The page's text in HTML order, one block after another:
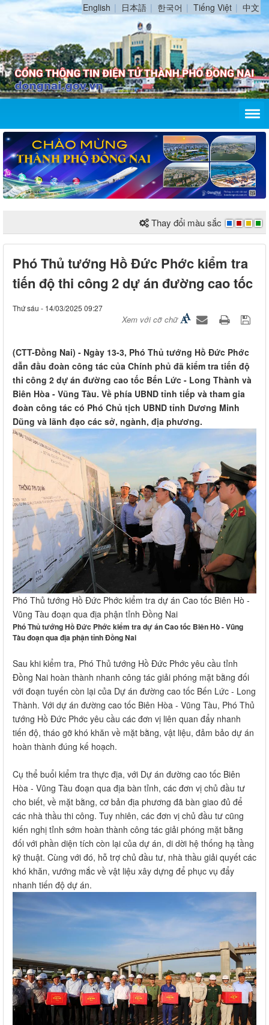
English 日本語 한국어 Tiếng Việt 中文
Thay đổi màu sắc
Phó Thủ tướng Hồ Đức Phớc kiểm tra
tiến độ thi công 2 dự án đường cao tốc
Thứ sáu - 14/03/2025 09:27
Xem với cỡ chữ
(CTT-Đồng Nai) - Ngày 13-3, Phó Thủ tướng Hồ Đức Phớc
dẫn đầu đoàn công tác của Chính phủ đã kiểm tra tiến độ
thi công 2 dự án đường cao tốc Bến Lức - Long Thành và
Biên Hòa - Vũng Tàu. Về phía UBND tỉnh tiếp và tham gia
đoàn công tác có Phó Chủ tịch UBND tỉnh Dương Minh
Dũng và lãnh đạo các sở, ngành, địa phương.
Phó Thủ tướng Hồ Đức Phớc kiểm tra dự án Cao tốc Biên Hò -
Vũng Tàu đoạn qua địa phận tỉnh Đồng Nai
Phó Thủ tướng Hồ Đức Phớc kiểm tra dự án Cao tốc Biên Hò - Vũng
Tàu đoạn qua địa phận tỉnh Đồng Nai
Sau khi kiểm tra, Phó Thủ tướng Hồ Đức Phớc yêu cầu tỉnh
Đồng Nai hoàn thành nhanh công tác giải phóng mặt bằng đối
với đoạn tuyến còn lại của Dự án đường cao tốc Bến Lức - Long
Thành. Với dự án đường cao tốc Biên Hòa - Vũng Tàu, Phó Thủ
tướng Hồ Đức Phớc yêu cầu các đơn vị liên quan đẩy nhanh
tiến độ, tháo gỡ khó khăn về mặt bằng, vật liệu, đảm bảo dự án
hoàn thành đúng kế hoạch.
Cụ thể buổi kiểm tra thực địa, với Dự án đường cao tốc Biên
Hòa - Vũng Tàu đoạn qua địa bàn tỉnh, các đơn vị chủ đầu tư
cho biết, về mặt bằng, cơ bản địa phương đã bàn giao đủ để
các nhà thầu thi công. Tuy nhiên, các đơn vị chủ đầu tư cũng
kiến nghị tỉnh sớm hoàn thành công tác giải phóng mặt bằng
đối với phần diện tích còn lại của dự án, di dời hệ thống hạ tầng
kỹ thuật. Cùng với đó, hỗ trợ chủ đầu tư, nhà thầu giải quyết các
khó khăn, vướng mắc về vật liệu xây dựng để phục vụ đẩy
nhanh tiến độ dự án.